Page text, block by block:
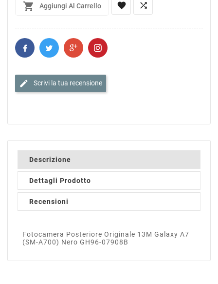
 Aggiungi Al Carrello  
edit Scrivi la tua recensione
Descrizione
Dettagli Prodotto
Recensioni
Fotocamera Posteriore Originale 13M Galaxy A7
(SM-A700) Nero GH96-07908B